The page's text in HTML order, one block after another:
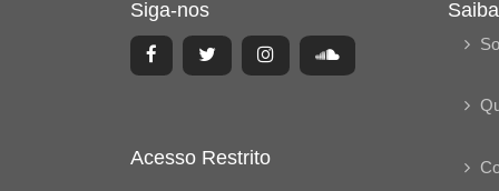
Siga-nos
Acesso Restrito